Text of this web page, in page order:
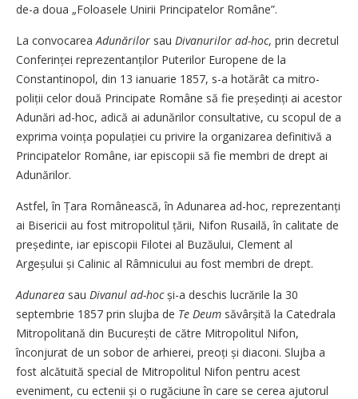
de-a doua „Foloasele Unirii Principatelor Române”.
La convocareaAdunărilor sau Divanurilor ad-hoc, prin decretul
Con­ferinței reprezentanților Puterilor Europene de la
Constantinopol, din 13 ianuarie 1857, s-a hotărât ca mitro­
poliții celor două Principate Române să fie președinți ai acestor
Adunări ad-hoc, adică ai adunărilor consultative, cu scopul de a
exprima voința populației cu privire la organizarea definitivă a
Principatelor Române, iar episcopii să fie membri de drept ai
Adunărilor.
Astfel, în Țara Românească, în Adunarea ad-hoc, reprezentanți
ai Bisericii au fost mitropolitul țării, Nifon Rusailă, în calitate de
preșe­dinte, iar episcopii Filotei al Buzăului, Clement al
Argeșului și Calinic al Râmnicului au fost membri de drept.
Adunarea sau Divanul ad-hocși-a deschis lucrările la 30
septembrie 1857 prin slujba de Te Deum săvâr­șită la Catedrala
Mitropolitană din București de către Mitropolitul Nifon,
înconjurat de un sobor de arhi­e­rei, preoți și diaconi. Slujba a
fost alcătuită special de Mitropolitul Nifon pentru acest
eveniment, cu ectenii și o rugăciune în care se cerea ajutorul